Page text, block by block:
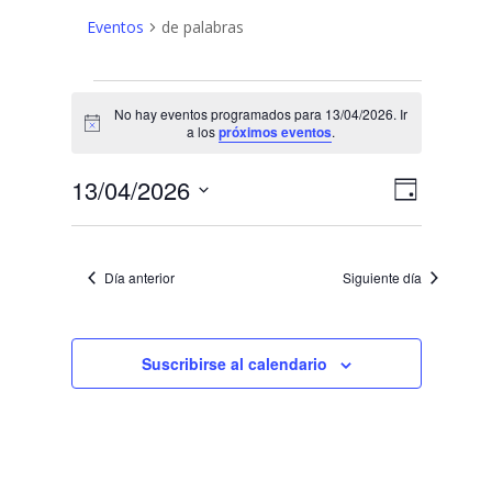
Eventos de palabras
en
13/04/2026
Aviso
No hay eventos programados para 13/04/2026. Ir
a lospróximos eventos.
N
a
v
g
a
N
e
i
Día
13/04/2026
Día anterior Siguiente día
Suscribirse al calendario